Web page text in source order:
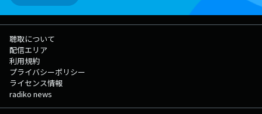
聴取について
配信エリア
利用規約
プライバシーポリシー
ライセンス情報
radiko news